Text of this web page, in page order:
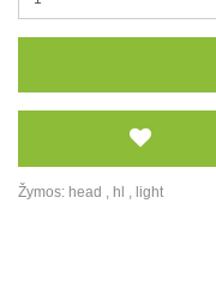
Žymos: head , hl , light